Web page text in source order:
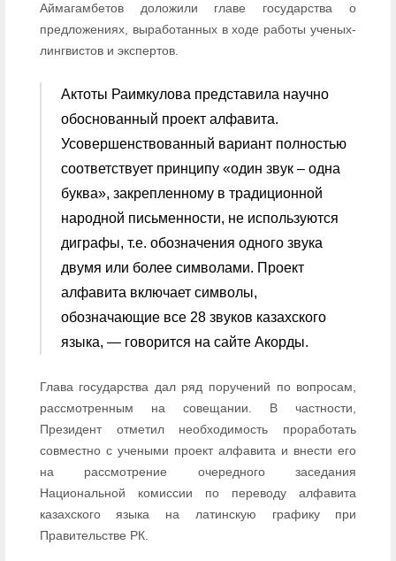
Аймагамбетов доложили главе государства о
предложениях, выработанных в ходе работы ученых-
лингвистов и экспертов.
Актоты Раимкулова представила научно
обоснованный проект алфавита.
Усовершенствованный вариант полностью
соответствует принципу «один звук – одна
буква», закрепленному в традиционной
народной письменности, не используются
диграфы, т.е. обозначения одного звука
двумя или более символами. Проект
алфавита включает символы,
обозначающие все 28 звуков казахского
языка, — говорится на сайте Акорды.
Глава государства дал ряд поручений по вопросам,
рассмотренным на совещании. В частности,
Президент отметил необходимость проработать
совместно с учеными проект алфавита и внести его
на рассмотрение очередного заседания
Национальной комиссии по переводу алфавита
казахского языка на латинскую графику при
Правительстве РК.